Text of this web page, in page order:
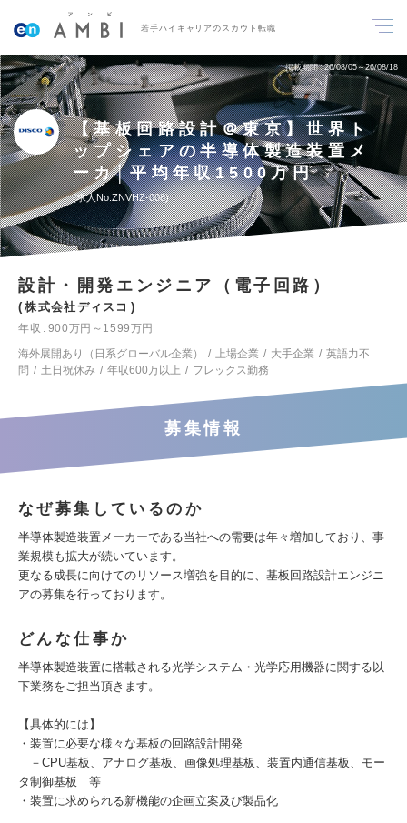
若手ハイキャリアのスカウト転職
掲載期間 26/08/05～26/08/18
【基板回路設計＠東京】世界ト
ップシェアの半導体製造装置メ
ーカ│平均年収1500万円
求人No.ZNVHZ-008
設計・開発エンジニア（電子回路）
株式会社ディスコ
年収
900万円～1599万円
海外展開あり（日系グローバル企業）
上場企業 大手企業
英語力不
問
土日祝休み 年収600万以上 フレックス勤務
募集情報
なぜ募集しているのか
半導体製造装置メーカーである当社への需要は年々増加しており、事
業規模も拡大が続いています。
更なる成長に向けてのリソース増強を目的に、基板回路設計エンジニ
アの募集を行っております。
どんな仕事か
半導体製造装置に搭載される光学システム・光学応用機器に関する以
下業務をご担当頂きます。
【具体的には】
・装置に必要な様々な基板の回路設計開発
－CPU基板、アナログ基板、画像処理基板、装置内通信基板、モー
タ制御基板 等
・装置に求められる新機能の企画立案及び製品化